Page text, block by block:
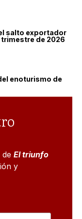
salto exportador
de 2026
enoturismo de
de El triunfo
y